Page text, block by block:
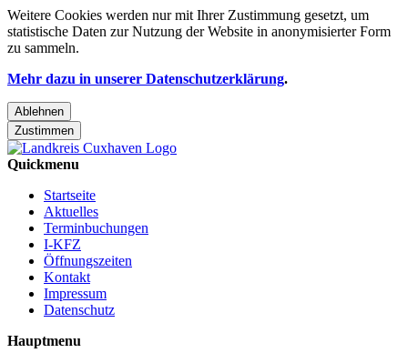
Weitere Cookies werden nur mit Ihrer Zustimmung gesetzt, um
statistische Daten zur Nutzung der Website in anonymisierter Form
zu sammeln.
Mehr dazu in unserer Datenschutzerklärung.
Ablehnen
Zustimmen
Quickmenu
Startseite
Aktuelles
Terminbuchungen
I-KFZ
Öffnungszeiten
Kontakt
Impressum
Datenschutz
Hauptmenu